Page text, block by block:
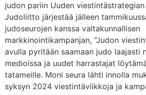
judon pariin Uuden
Judoliitto järjestää jälleen
judoseurojen kanssa valtakunnallisen
markkinointikampanjan, ”Judon
avulla pyritään saamaan judo laajasti
medioissa ja uudet harrastajat
tatameille. Moni seura lähti innolla
syksyn 2024 viestintäviikkoja ja